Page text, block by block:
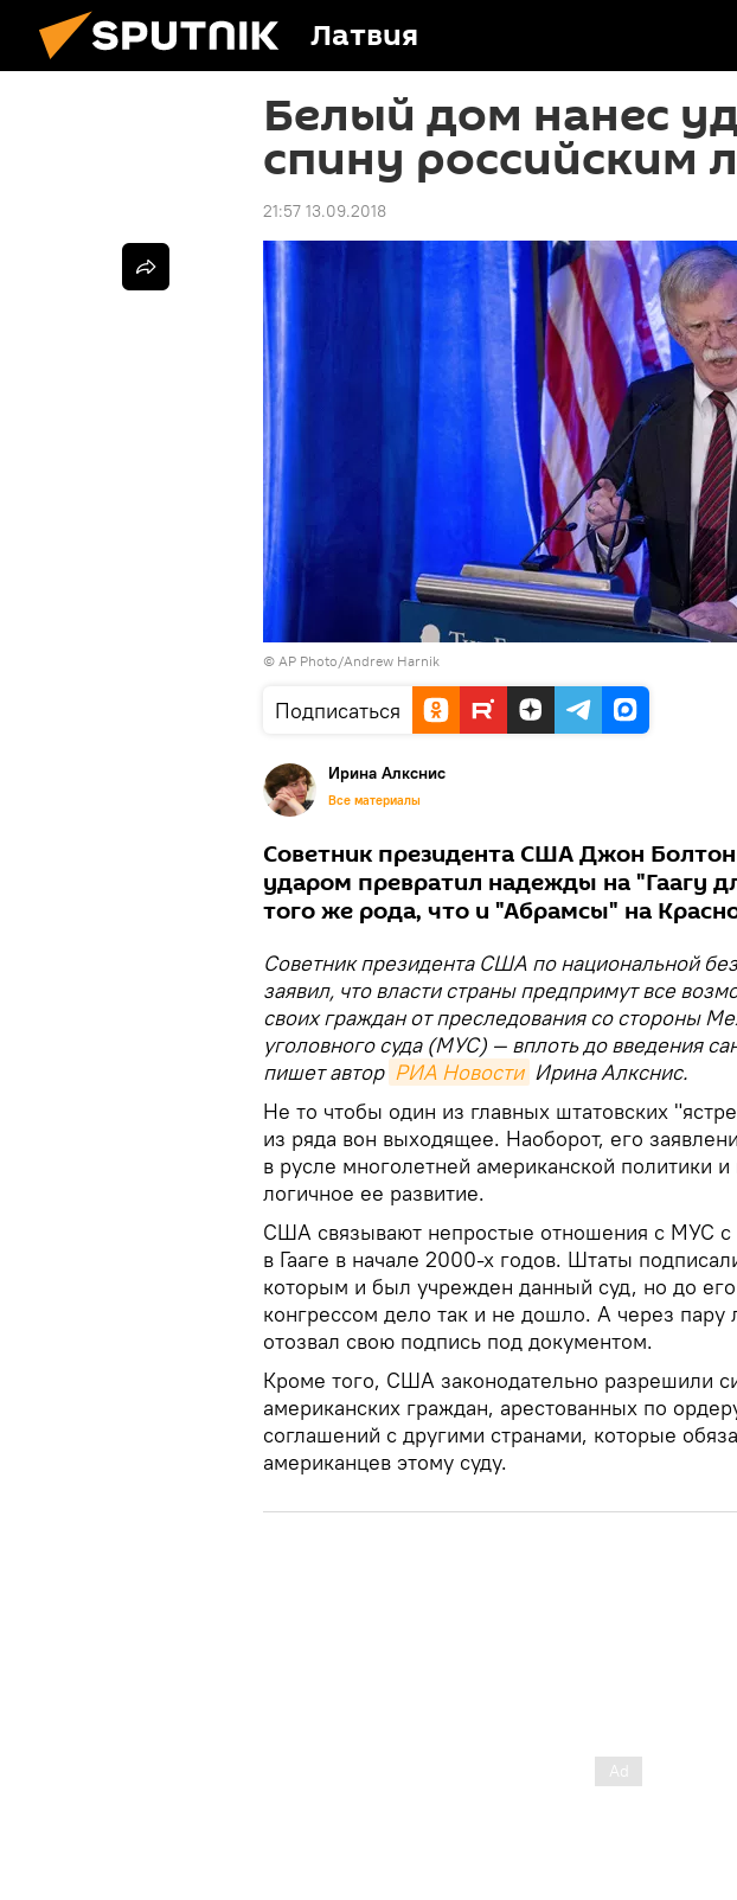
Латвия
Белый дом нанес
спину российским
21:57 13.09.2018
© AP Photo/Andrew Harnik
Подписаться
Ирина Алкснис
Все материалы
Советник президента США Джон
ударом превратил надежды на "Гаагу
того же рода, что и "Абрамсы" на
Советник президента США по национальной
заявил, что власти страны предпримут все
своих граждан от преследования со стороны
уголовного суда (МУС) — вплоть до введения
пишет автор РИА Новости Ирина Алкснис.
Не то чтобы один из главных штатовских
из ряда вон выходящее. Наоборот, его
в русле многолетней американской политики и
логичное ее развитие.
США связывают непростые отношения с МУС с
в Гааге в начале 2000-х годов. Штаты
которым и был учрежден данный суд, но до
конгрессом дело так и не дошло. А через пару
отозвал свою подпись под документом.
Кроме того, США законодательно разрешили
американских граждан, арестованных по
соглашений с другими странами, которые
американцев этому суду.